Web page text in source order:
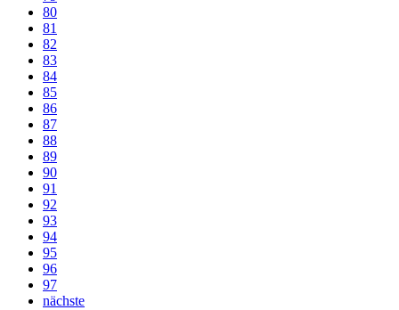
80
81
82
83
84
85
86
87
88
89
90
91
92
93
94
95
96
97
nächste